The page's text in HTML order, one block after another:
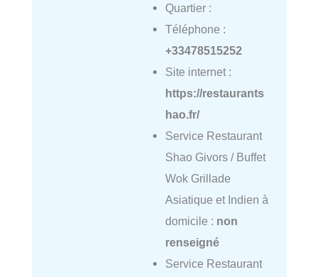
Quartier :
Téléphone :
+33478515252
Site internet :
https://restaurants
hao.fr/
Service Restaurant
Shao Givors / Buffet
Wok Grillade
Asiatique et Indien à
domicile : non
renseigné
Service Restaurant